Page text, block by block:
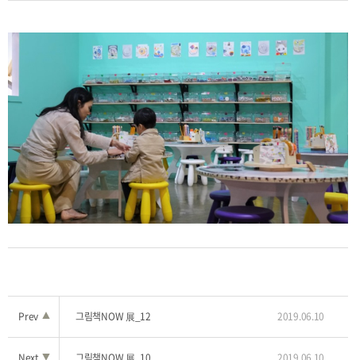
Prev ▲ 그림책NOW 展_12 2019.06.10
▼